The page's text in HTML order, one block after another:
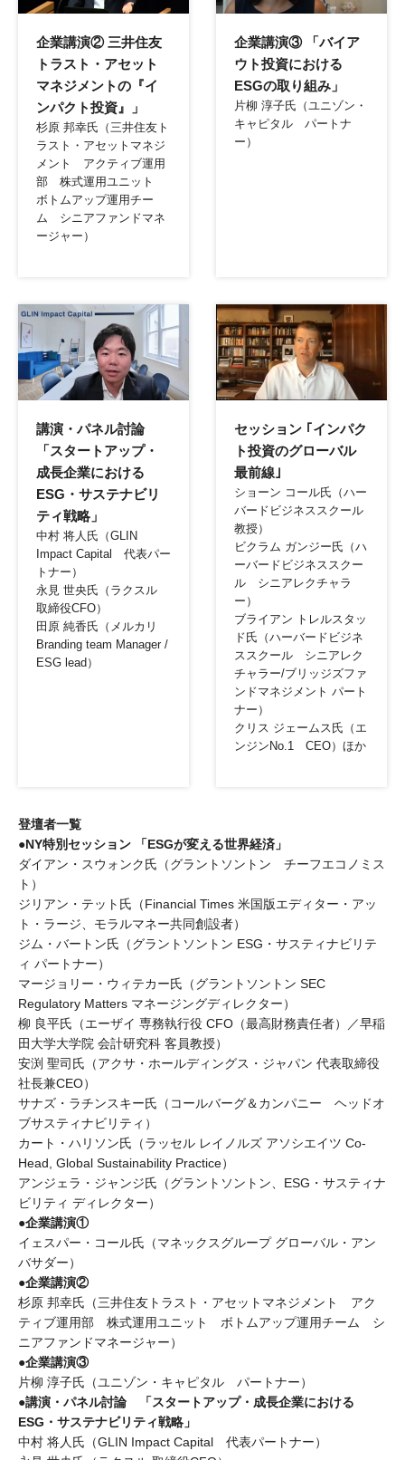
企業講演② 三井住友
トラスト・アセット
マネジメントの『イ
ンパクト投資』」
杉原 邦幸氏（三井住友ト
ラスト・アセットマネジ
メント アクティブ運用
部 株式運用ユニット
ボトムアップ運用チー
ム シニアファンドマネ
ージャー）
企業講演③ 「バイア
ウト投資における
ESGの取り組み」
片柳 淳子氏（ユニゾン・
キャピタル パートナ
ー）
講演・パネル討論
「スタートアップ・
成長企業における
ESG・サステナビリ
ティ戦略」
中村 将人氏（GLIN
Impact Capital 代表パー
トナー）
永見 世央氏（ラクスル
取締役CFO）
田原 純香氏（メルカリ
Branding team Manager /
ESG lead）
リンク
セッション ｢インパク
ト投資のグローバル
最前線｣
ショーン コール氏（ハー
バードビジネススクール
教授）
ビクラム ガンジー氏（ハ
ーバードビジネススクー
ル シニアレクチャラ
ー）
ブライアン トレルスタッ
ド氏（ハーバードビジネ
ススクール シニアレク
チャラー/ブリッジズファ
ンドマネジメント パート
ナー）
クリス ジェームス氏（エ
ンジンNo.1 CEO）ほか
リンク
登壇者一覧
●NY特別セッション 「ESGが変える世界経済」
ダイアン・スウォンク氏（グラントソントン チーフエコノミス
ト）
ジリアン・テット氏（Financial Times 米国版エディター・アッ
ト・ラージ、モラルマネー共同創設者）
ジム・バートン氏（グラントソントン ESG・サスティナビリテ
ィ パートナー）
マージョリー・ウィテカー氏（グラントソントン SEC
Regulatory Matters マネージングディレクター）
柳 良平氏（エーザイ 専務執行役 CFO（最高財務責任者）／早稲
田大学大学院 会計研究科 客員教授）
安渕 聖司氏（アクサ・ホールディングス・ジャパン 代表取締役
社長兼CEO）
サナズ・ラチンスキー氏（コールバーグ＆カンパニー ヘッドオ
ブサスティナビリティ）
カート・ハリソン氏（ラッセル レイノルズ アソシエイツ Co-
Head, Global Sustainability Practice）
アンジェラ・ジャンジ氏（グラントソントン、ESG・サスティナ
ビリティ ディレクター）
●企業講演①
イェスパー・コール氏（マネックスグループ グローバル・アン
バサダー）
●企業講演②
杉原 邦幸氏（三井住友トラスト・アセットマネジメント アク
ティブ運用部 株式運用ユニット ボトムアップ運用チーム シ
ニアファンドマネージャー）
●企業講演③
片柳 淳子氏（ユニゾン・キャピタル パートナー）
●講演・パネル討論 「スタートアップ・成長企業における
ESG・サステナビリティ戦略」
中村 将人氏（GLIN Impact Capital 代表パートナー）